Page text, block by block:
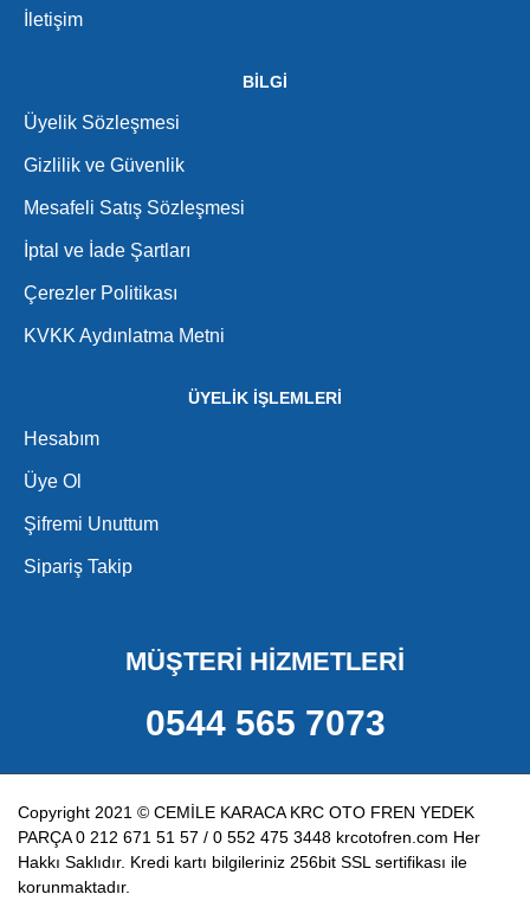
İletişim
BİLGİ
Üyelik Sözleşmesi
Gizlilik ve Güvenlik
Mesafeli Satış Sözleşmesi
İptal ve İade Şartları
Çerezler Politikası
KVKK Aydınlatma Metni
ÜYELİK İŞLEMLERİ
Hesabım
Üye Ol
Şifremi Unuttum
Sipariş Takip
MÜŞTERİ HİZMETLERİ
0544 565 7073
Copyright 2021 © CEMİLE KARACA KRC OTO FREN YEDEK
PARÇA 0 212 671 51 57 / 0 552 475 3448 krcotofren.com Her
Hakkı Saklıdır. Kredi kartı bilgileriniz 256bit SSL sertifikası ile
korunmaktadır.